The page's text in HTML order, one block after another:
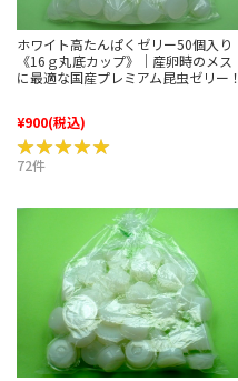
ホワイト高たんぱくゼリー50個入り
《16ｇ丸底カップ》｜産卵時のメス
に最適な国産プレミアム昆虫ゼリー！
¥900(税込)
★★★★★
★★★★★
72件